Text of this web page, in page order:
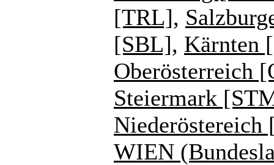
[TRL],
[SBL], Kärnten
Oberösterreich
Steiermark
Niederöstereich
WIEN